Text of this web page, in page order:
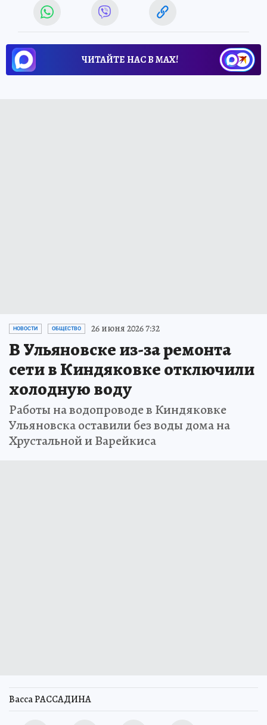
ЧИТАЙТЕ НАС В МАХ!
НОВОСТИ ОБЩЕСТВО 26 июня 2026 7:32
В Ульяновске из-за ремонта
сети в Киндяковке отключили
холодную воду
Работы на водопроводе в Киндяковке
Ульяновска оставили без воды дома на
Хрустальной и Варейкиса
Васса РАССАДИНА